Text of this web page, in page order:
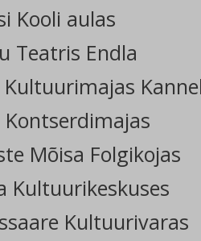
Kooli aulas
Teatris Endla
Kontserdimajas
Mõisa Folgikojas
Kultuurikeskuses
Kultuurivaras